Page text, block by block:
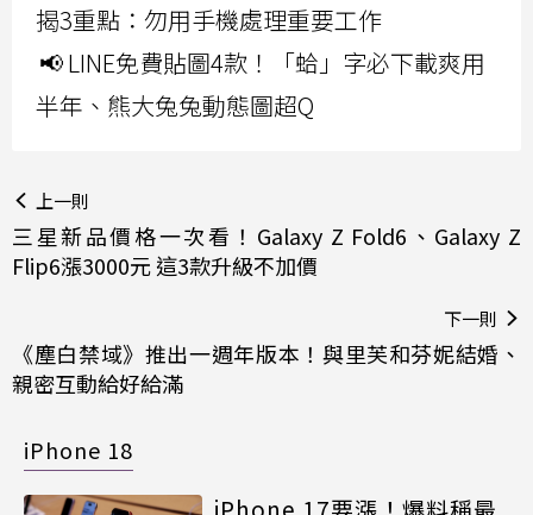
揭3重點：勿用手機處理重要工作
📢 LINE免費貼圖4款！「蛤」字必下載爽用
半年、熊大兔兔動態圖超Q
上一則
三星新品價格一次看！Galaxy Z Fold6、Galaxy Z
Flip6漲3000元 這3款升級不加價
下一則
《塵白禁域》推出一週年版本！與里芙和芬妮結婚、
親密互動給好給滿
iPhone 18
iPhone 17要漲！爆料稱最